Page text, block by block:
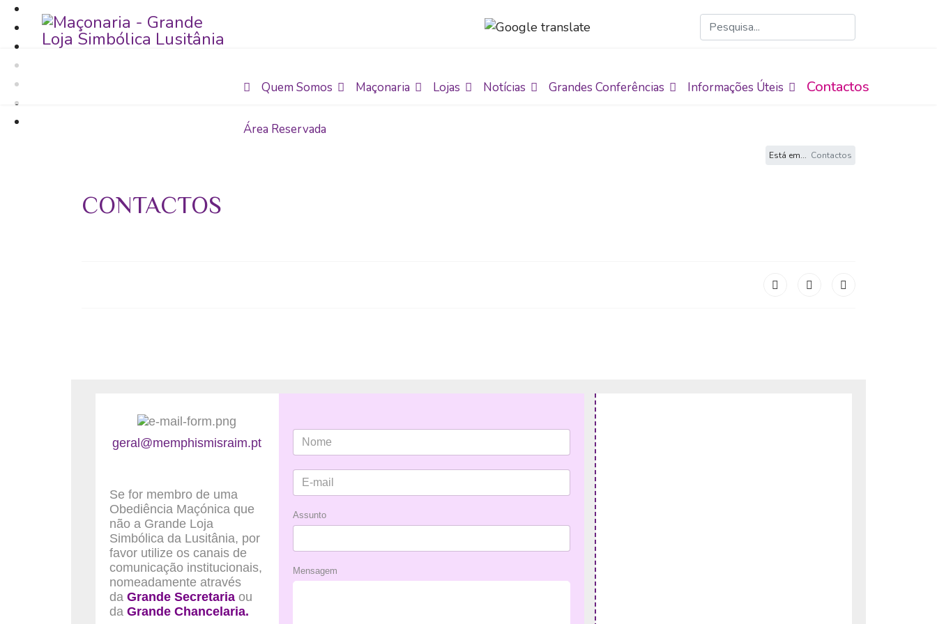
Quem Somos Maçonaria Lojas Notícias Grandes Conferências Informações Úteis Contactos
Área Reservada
Está em... Contactos
CONTACTOS
geral@memphismisraim.pt
Se for membro de uma
Obediência Maçónica que
não a Grande Loja
Simbólica da Lusitânia, por
favor utilize os canais de
comunicação institucionais,
nomeadamente através
da Grande Secretaria ou
da Grande Chancelaria.
Assunto
Mensagem